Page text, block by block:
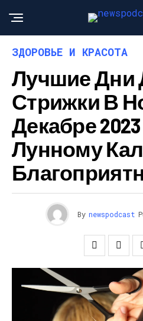
ЗДОРОВЬЕ И КРАСОТА
Лучшие Дни
Стрижки В
Декабре
Лунному
By newspodcast